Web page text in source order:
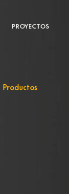
PROYECTOS
Productos